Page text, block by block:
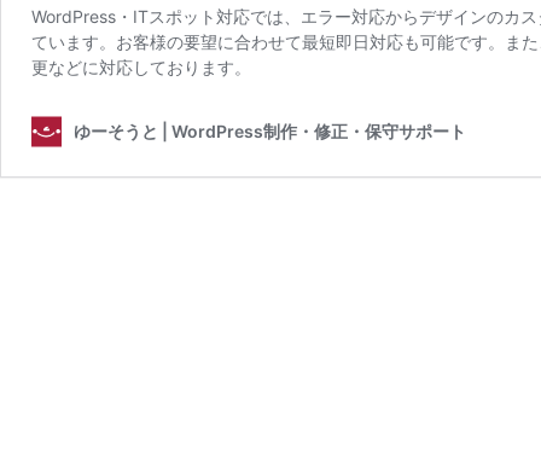
WordPress・ITスポット対応では、エラー対応からデザインのカ
ています。お客様の要望に合わせて最短即日対応も可能です。ま
更などに対応しております。
ゆーそうと | WordPress制作・修正・保守サポート